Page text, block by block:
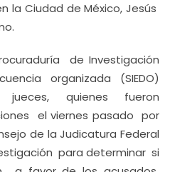
la Ciudad de México, Jesús
de Investigación
organizada (SIEDO)
quienes fueron
el viernes pasado por
de la Judicatura Federal
para determinar si